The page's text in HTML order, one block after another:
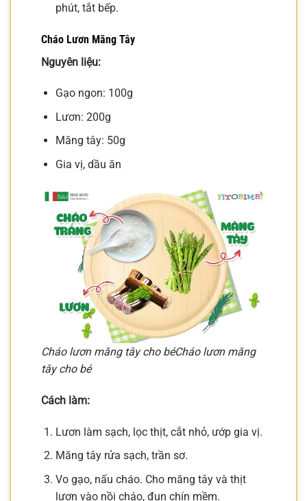
phút, tắt bếp.
Cháo Lươn Măng Tây
Nguyên liệu:
Gạo ngon: 100g
Lươn: 200g
Măng tây: 50g
Gia vị, dầu ăn
Cháo lươn măng tây cho béCháo lươn măng
tây cho bé
Cách làm:
Lươn làm sạch, lọc thịt, cắt nhỏ, ướp gia vị.
Măng tây rửa sạch, trần sơ.
Vo gạo, nấu cháo. Cho măng tây và thịt
lươn vào nồi cháo, đun chín mềm.